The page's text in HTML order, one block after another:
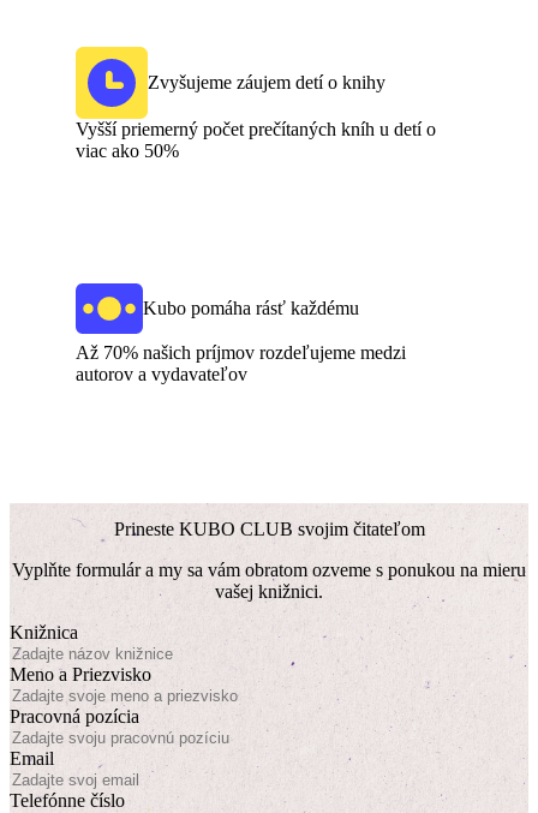
Zvyšujeme záujem detí o knihy
Vyšší priemerný počet prečítaných kníh u detí o
viac ako 50%
Kubo pomáha rásť každému
Až 70% našich príjmov rozdeľujeme medzi
autorov a vydavateľov
Prineste KUBO CLUB svojim čitateľom
Vyplňte formulár a my sa vám obratom ozveme s ponukou na mieru
vašej knižnici.
Knižnica
Meno a Priezvisko
Pracovná pozícia
Email
Telefónne číslo